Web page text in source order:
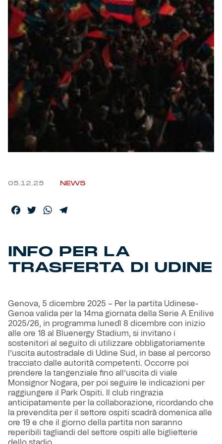
Robe di Kappa x Genoa
Vintage Collection
Red&Blue Voices
Kids
Accessori
Helan x Genoa
Isolani x Genoa
Fortissimo batte il mio cuor
05.12.25 NEWS
Facebook
TwitterWhatsApp
INFO PER LA
TRASFERTA DI UDINE
Genova, 5 dicembre 2025 – Per la partita Udinese-
Genoa valida per la 14ma giornata della Serie A Enilive
2025/26, in programma lunedì 8 dicembre con inizio
alle ore 18 al Bluenergy Stadium, si invitano i
sostenitori al seguito di utilizzare obbligatoriamente
l’uscita autostradale di Udine Sud, in base al percorso
tracciato dalle autorità competenti. Occorre poi
prendere la tangenziale fino all’uscita di viale
Monsignor Nogara, per poi seguire le indicazioni per
raggiungere il Park Ospiti. Il club ringrazia
anticipatamente per la collaborazione, ricordando che
la prevendita per il settore ospiti scadrà domenica alle
ore 19 e che il giorno della partita non saranno
reperibili tagliandi del settore ospiti alle biglietterie